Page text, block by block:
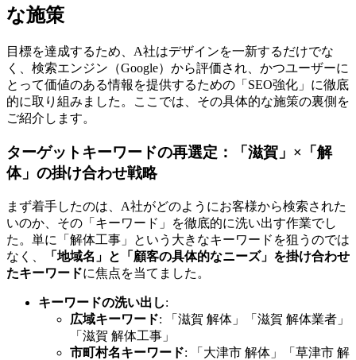
な施策
目標を達成するため、A社はデザインを一新するだけでな
く、検索エンジン（Google）から評価され、かつユーザーに
とって価値のある情報を提供するための「SEO強化」に徹底
的に取り組みました。ここでは、その具体的な施策の裏側を
ご紹介します。
ターゲットキーワードの再選定：「滋賀」×「解
体」の掛け合わせ戦略
まず着手したのは、A社がどのようにお客様から検索された
いのか、その「キーワード」を徹底的に洗い出す作業でし
た。単に「解体工事」という大きなキーワードを狙うのでは
なく、
「地域名」と「顧客の具体的なニーズ」を掛け合わせ
たキーワードに焦点を当てました。
キーワードの洗い出し:
広域キーワード: 「滋賀 解体」「滋賀 解体業者」
「滋賀 解体工事」
市町村名キーワード: 「大津市 解体」「草津市 解